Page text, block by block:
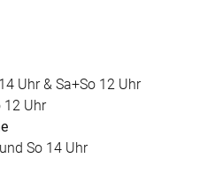
Uhr & Sa+So 12 Uhr
12 Uhr
So 14 Uhr